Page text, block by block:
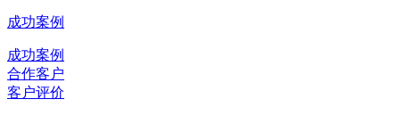
成功案例
成功案例
合作客户
客户评价